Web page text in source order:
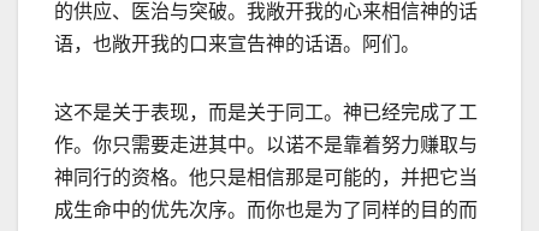
的供应、医治与突破。我敞开我的心来相信神的话
语，也敞开我的口来宣告神的话语。阿们。
这不是关于表现，而是关于同工。神已经完成了工
作。你只需要走进其中。以诺不是靠着努力赚取与
神同行的资格。他只是相信那是可能的，并把它当
成生命中的优先次序。而你也是为了同样的目的而